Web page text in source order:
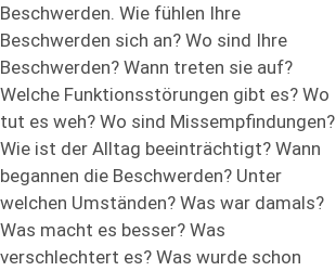
Beschwerden. Wie fühlen Ihre
Beschwerden sich an? Wo sind Ihre
Beschwerden? Wann treten sie auf?
Welche Funktionsstörungen gibt es? Wo
tut es weh? Wo sind Missempfindungen?
Wie ist der Alltag beeinträchtigt? Wann
begannen die Beschwerden? Unter
welchen Umständen? Was war damals?
Was macht es besser? Was
verschlechtert es? Was wurde schon